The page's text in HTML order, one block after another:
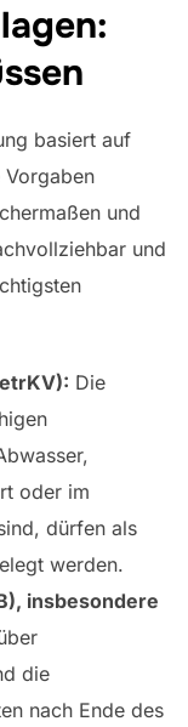
basiert auf
Vorgaben
und
und
Die
oder im
dürfen als
werden.
insbesondere
die
nach Ende des